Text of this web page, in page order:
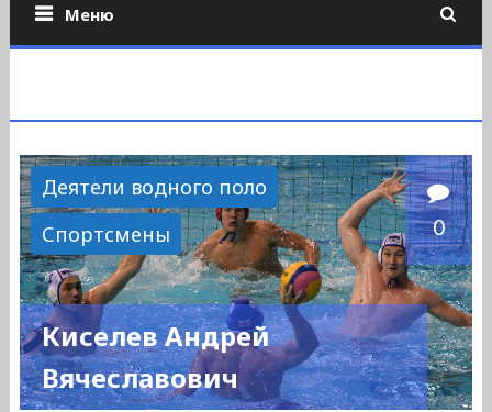
Меню
Деятели водного поло
Спортсмены
0
Киселев Андрей
Вячеславович